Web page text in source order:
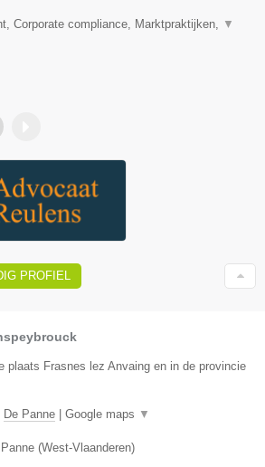
Corporate compliance, Marktpraktijken, ▼
PROFIEL
plaats Frasnes lez Anvaing en in de provincie
De Panne Google maps ▼
(West-Vlaanderen)